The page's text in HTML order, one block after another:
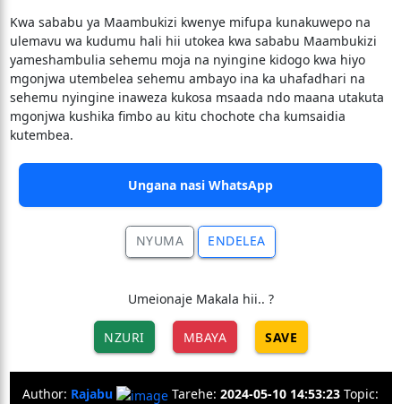
Kwa sababu ya Maambukizi kwenye mifupa kunakuwepo na
ulemavu wa kudumu hali hii utokea kwa sababu Maambukizi
yameshambulia sehemu moja na nyingine kidogo kwa hiyo
mgonjwa utembelea sehemu ambayo ina ka uhafadhari na
sehemu nyingine inaweza kukosa msaada ndo maana utakuta
mgonjwa kushika fimbo au kitu chochote cha kumsaidia
kutembea.
Ungana nasi WhatsApp
NYUMA ENDELEA
Umeionaje Makala hii.. ?
NZURI MBAYA SAVE
Author: Rajabu Tarehe: 2024-05-10 14:53:23 Topic: